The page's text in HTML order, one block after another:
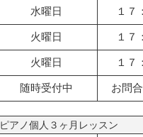
水曜日 １７
火曜日 １７
火曜日 １７
随時受付中 お問
ピアノ個人３ヶ月レッスン